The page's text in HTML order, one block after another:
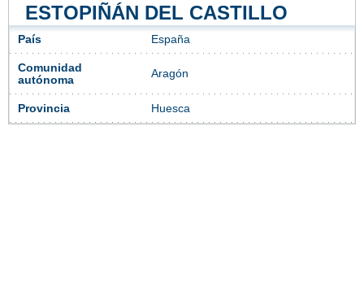
ESTOPIÑÁN DEL CASTILLO
País España
Comunidad
autónoma
Aragón
Provincia Huesca